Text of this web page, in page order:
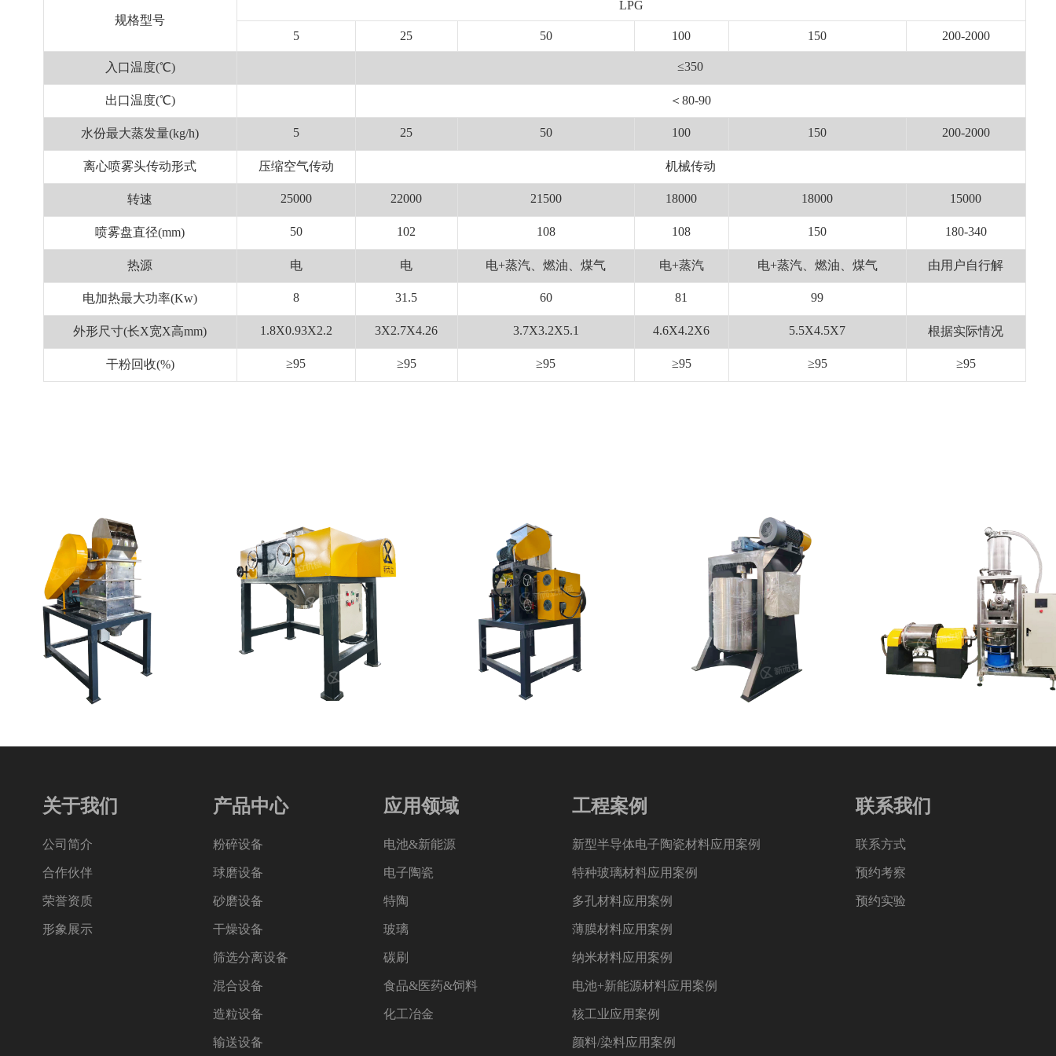
规格型号
LPG
5 25 50 100 150 200-2000
入口温度(℃) ≤350
出口温度(℃) ＜80-90
水份最大蒸发量(kg/h) 5 25 50 100 150 200-2000
离心喷雾头传动形式 压缩空气传动 机械传动
转速 25000 22000 21500 18000 18000 15000
喷雾盘直径(mm) 50 102 108 108 150 180-340
热源 电 电 电+蒸汽、燃油、煤气 电+蒸汽 电+蒸汽、燃油、煤气 由用户自行解
电加热最大功率(Kw) 8 31.5 60 81 99
外形尺寸(长X宽X高mm) 1.8X0.93X2.2 3X2.7X4.26 3.7X3.2X5.1 4.6X4.2X6 5.5X4.5X7 根据实际情况
干粉回收(%) ≥95 ≥95 ≥95 ≥95 ≥95 ≥95
关于我们
公司简介
合作伙伴
荣誉资质
形象展示
产品中心
粉碎设备
球磨设备
砂磨设备
干燥设备
筛选分离设备
混合设备
造粒设备
输送设备
应用领域
电池&新能源
电子陶瓷
特陶
玻璃
碳刷
食品&医药&饲料
化工冶金
工程案例
新型半导体电子陶瓷材料应用案例
特种玻璃材料应用案例
多孔材料应用案例
薄膜材料应用案例
纳米材料应用案例
电池+新能源材料应用案例
核工业应用案例
颜料/染料应用案例
联系我们
联系方式
预约考察
预约实验